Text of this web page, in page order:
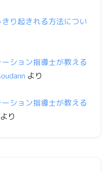
り起きれる方法につい
ション指導士が教える
より
ション指導士が教える
より